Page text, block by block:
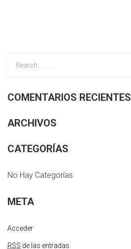
COMENTARIOS RECIENTES
ARCHIVOS
CATEGORÍAS
No Hay Categorías
META
Acceder
RSS de las entradas